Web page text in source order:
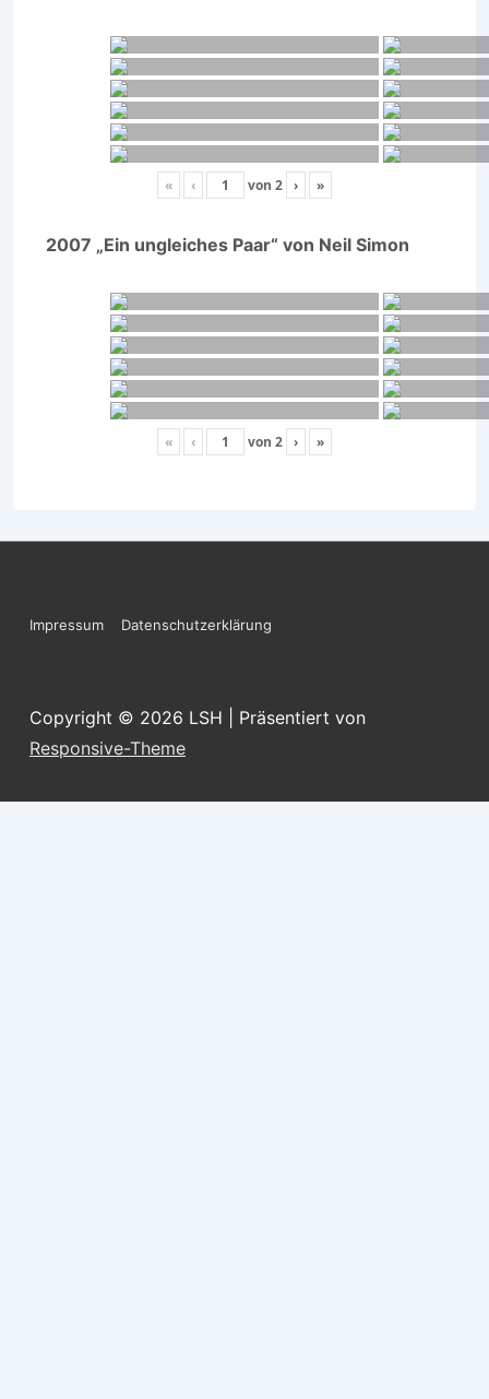
« ‹ von 2 › »
2007 „Ein ungleiches Paar“ von Neil Simon
« ‹ von 2 › »
Footer-
Impressum Datenschutzerklärung
Copyright © 2026 LSH
| Präsentiert von
Responsive-Theme